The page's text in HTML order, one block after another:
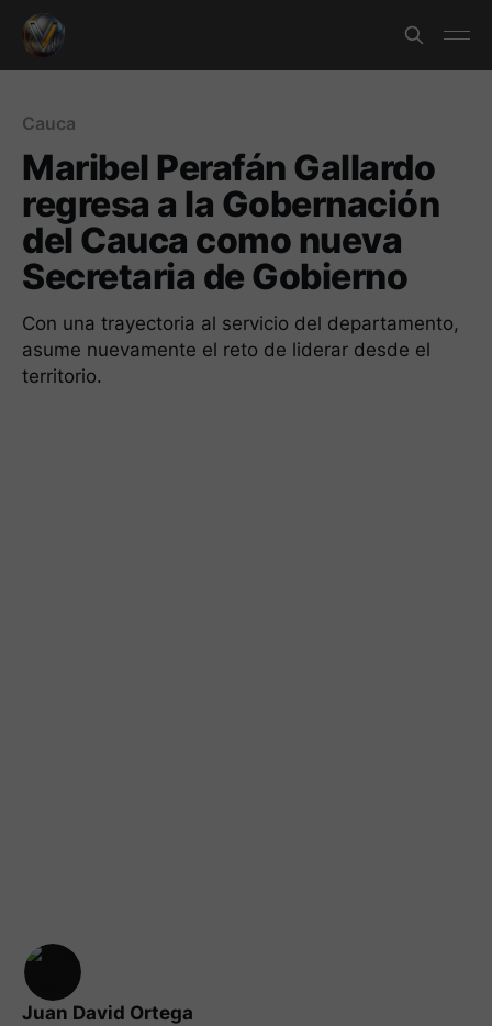
Cauca
Maribel Perafán Gallardo
regresa a la Gobernación
del Cauca como nueva
Secretaria de Gobierno
Con una trayectoria al servicio del departamento,
asume nuevamente el reto de liderar desde el
territorio.
Juan David Ortega